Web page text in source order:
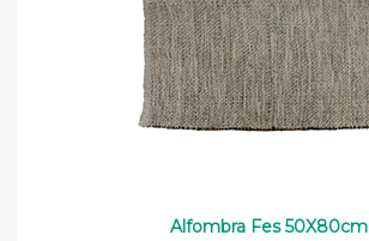
Alfombra Fes 50X80cm